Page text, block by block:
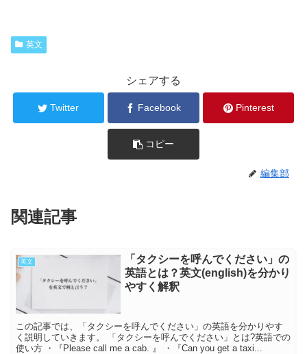
英文
シェアする
Twitter Facebook Pinterest
コピー
編集部
関連記事
英文
「タクシーを呼んでください」の
英語とは？英文(english)を分かり
やすく解釈
この記事では、「タクシーを呼んでください」の英語を分かりやす
く説明していきます。 「タクシーを呼んでください」とは?英語での
使い方 ・『Please call me a cab. 』 ・『Can you get a taxi...